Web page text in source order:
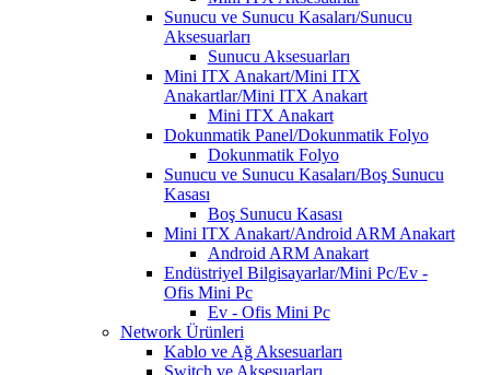
Sunucu ve Sunucu Kasaları/Sunucu
Aksesuarları
Sunucu Aksesuarları
Mini ITX Anakart/Mini ITX
Anakartlar/Mini ITX Anakart
Mini ITX Anakart
Dokunmatik Panel/Dokunmatik Folyo
Dokunmatik Folyo
Sunucu ve Sunucu Kasaları/Boş Sunucu
Kasası
Boş Sunucu Kasası
Mini ITX Anakart/Android ARM Anakart
Android ARM Anakart
Endüstriyel Bilgisayarlar/Mini Pc/Ev -
Ofis Mini Pc
Ev - Ofis Mini Pc
Network Ürünleri
Kablo ve Ağ Aksesuarları
Switch ve Aksesuarları